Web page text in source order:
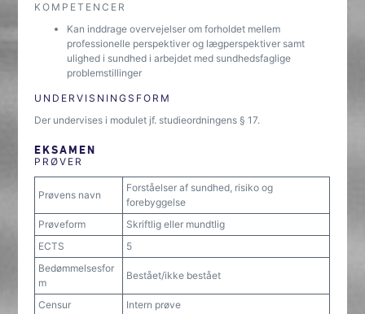
KOMPETENCER
Kan inddrage overvejelser om forholdet mellem
professionelle perspektiver og lægperspektiver samt
ulighed i sundhed i arbejdet med sundhedsfaglige
problemstillinger
UNDERVISNINGSFORM
Der undervises i modulet jf. studieordningens § 17.
EKSAMEN
PRØVER
Prøvens navn
Forståelser af sundhed, risiko og
forebyggelse
Prøveform
Skriftlig eller mundtlig
ECTS
5
Bedømmelsesfor
m
Bestået/ikke bestået
Censur
Intern prøve